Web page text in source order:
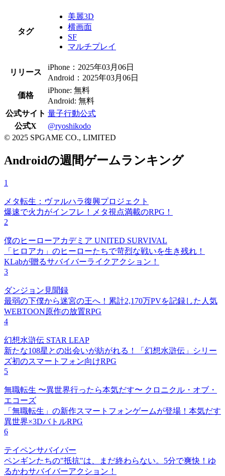
タグ
美麗3D
横画面
SF
マルチプレイ
リリース
iPhone：2025年03月06日
Android：2025年03月06日
価格
iPhone: 無料
Android: 無料
公式サイト 量子行動公式
公式X
@ryoshikodo
© 2025 SPGAME CO., LIMITED
Androidの週間ゲームランキング
1
メタ転生：ヴァルハラ復興プロジェクト
爆速で火力がインフレ！メタ視点満載のRPG！
2
僕のヒーローアカデミア UNITED SURVIVAL
「ヒロアカ」のヒーローたちで苛烈な戦いを生き残れ！
KLabが贈るサバイバーライクアクション！
3
ダンジョン見聞録
最弱の下僕から迷宮の王へ！累計2,170万PVを記録した人気
WEBTOON原作の放置RPG
4
幻想水滸伝 STAR LEAP
新たな108星との出会いが紡がれる！「幻想水滸伝」シリー
ズ初のスマートフォン向けRPG
5
無職転生 〜異世界行ったら本気だす〜 クロニクル・オブ・
エコーズ
「無職転生」の新作スマートフォンゲームが登場！本気だす
異世界×3DバトルRPG
6
テイペンサバイバー
ペンギンたちの"抵抗"は、まだ終わらない。5分で爽快！ゆ
るかわサバイバーアクション！